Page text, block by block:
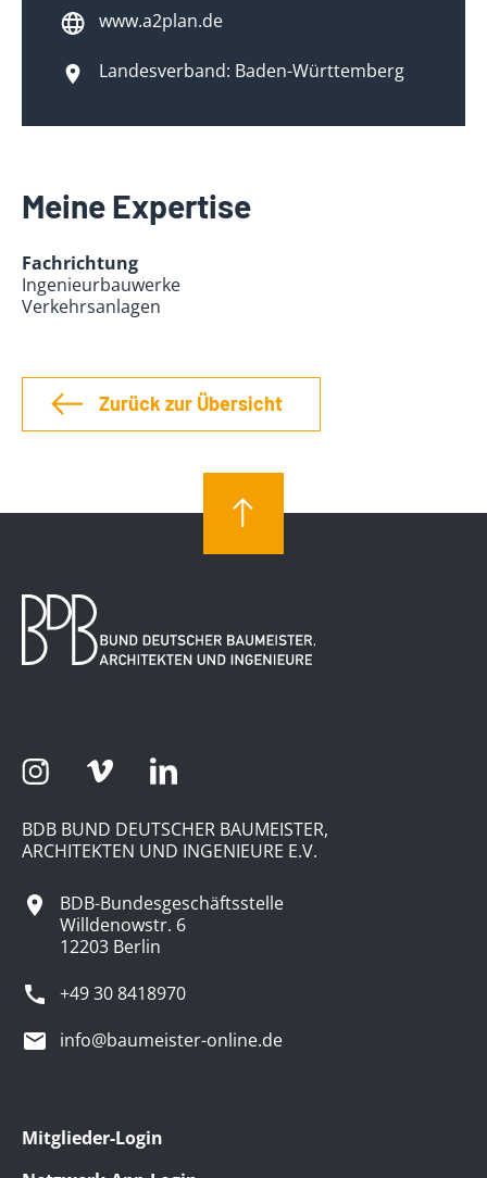
www.a2plan.de
Landesverband: Baden-Württemberg
Meine Expertise
Fachrichtung
Ingenieurbauwerke
Verkehrsanlagen
Zurück zur Übersicht
BDB BUND DEUTSCHER BAUMEISTER,
ARCHITEKTEN UND INGENIEURE E.V.
BDB-Bundesgeschäftsstelle
Willdenowstr. 6
12203 Berlin
+49 30 8418970
info@baumeister-online.de
Mitglieder-Login